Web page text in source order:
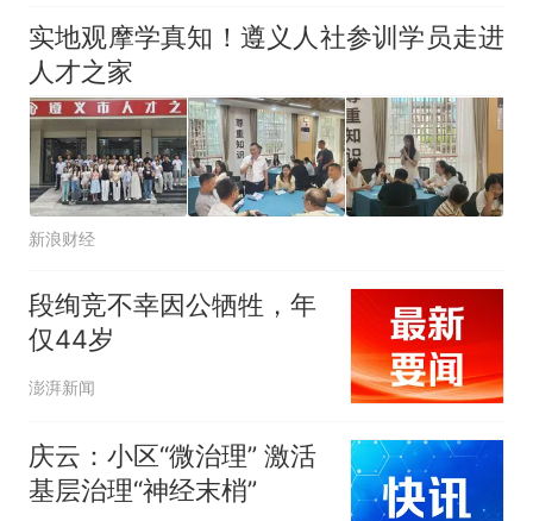
实地观摩学真知！遵义人社参训学员走进
人才之家
新浪财经
段绚竞不幸因公牺牲，年
仅44岁
澎湃新闻
庆云：小区“微治理” 激活
基层治理“神经末梢”